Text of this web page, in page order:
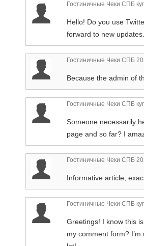
Гостиничные Чеки СПБ
Hello! Do you use
forward to new updates.
Гостиничные Чеки СПБ
Because the admin of
Гостиничные Чеки СПБ
Someone necessarily
page and so far? I
Гостиничные Чеки СПБ
Informative article,
Гостиничные Чеки СПБ
Greetings! I know this
my comment form?